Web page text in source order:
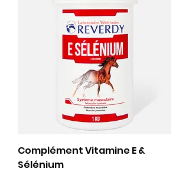
Complément Vitamine E &
Sélénium